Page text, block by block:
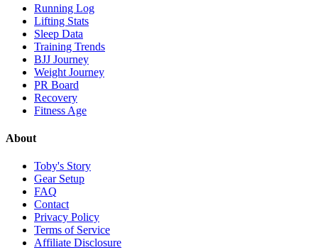
Running Log
Lifting Stats
Sleep Data
Training Trends
BJJ Journey
Weight Journey
PR Board
Recovery
Fitness Age
About
Toby's Story
Gear Setup
FAQ
Contact
Privacy Policy
Terms of Service
Affiliate Disclosure